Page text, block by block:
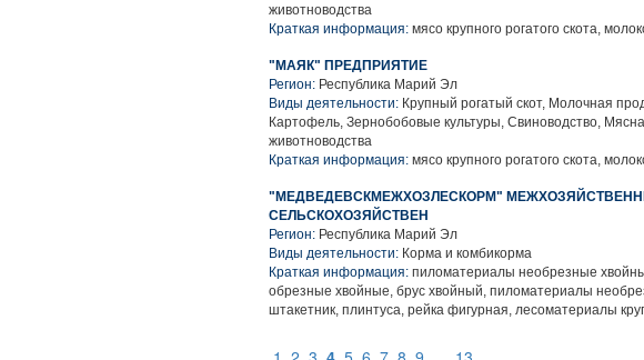
животноводства
Краткая информация: мясо крупного рогатого скота,
"МАЯК" ПРЕДПРИЯТИЕ
Регион: Республика Марий Эл
Виды деятельности: Крупный рогатый скот, Молочная
Картофель, Зернобобовые культуры, Свиноводство,
животноводства
Краткая информация: мясо крупного рогатого скота,
"МЕДВЕДЕВСКМЕЖХОЗЛЕСКОРМ"
СЕЛЬСКОХОЗЯЙСТВЕН
Регион: Республика Марий Эл
Виды деятельности: Корма и комбикорма
Краткая информация: пиломатериалы необрезные
обрезные хвойные, брус хвойный, пиломатериалы
штакетник, плинтуса, рейка фигурная, лесоматериалы